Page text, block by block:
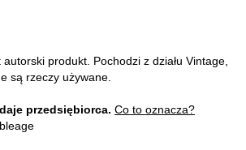
autorski produkt. Pochodzi z działu Vintage,
są rzeczy używane.
przedsiębiorca. Co to oznacza?